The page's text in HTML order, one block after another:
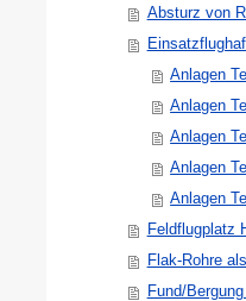
Absturz von
Anlagen
Anlagen
Anlagen
Anlagen
Anlagen
Feldflugplatz
Flak-Rohre
Fund/